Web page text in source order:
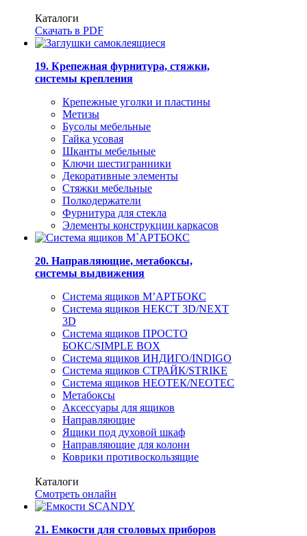
Каталоги
Скачать в PDF
19. Крепежная фурнитура, стяжки,
системы крепления
Крепежные уголки и пластины
Метизы
Бусолы мебельные
Гайка усовая
Шканты мебельные
Ключи шестигранники
Декоративные элементы
Стяжки мебельные
Полкодержатели
Фурнитура для стекла
Элементы конструкции каркасов
20. Направляющие, метабоксы,
системы выдвижения
Система ящиков М’АРТБОКС
Система ящиков НЕКСТ 3D/NEXT
3D
Система ящиков ПРОСТО
БОКС/SIMPLE BOX
Система ящиков ИНДИГО/INDIGO
Система ящиков СТРАЙК/STRIKE
Система ящиков НЕОТЕК/NEOTEC
Метабоксы
Аксессуары для ящиков
Направляющие
Ящики под духовой шкаф
Направляющие для колонн
Коврики противоскользящие
Каталоги
Смотреть онлайн
21. Емкости для столовых приборов